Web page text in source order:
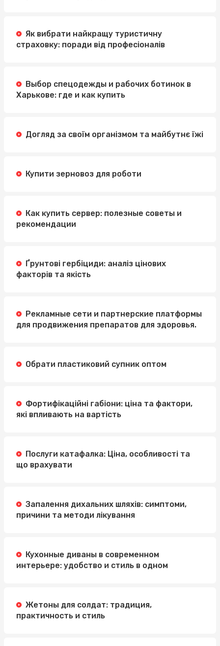
Як вибрати найкращу туристичну
страховку: поради від професіоналів
Выбор спецодежды и рабочих ботинок в
Харькове: где и как купить
Догляд за своїм організмом та майбутнє їжі
Купити зерновоз для роботи
Как купить сервер: полезные советы и
рекомендации
Ґрунтові гербіциди: аналіз цінових
факторів та якість
Рекламные сети и партнерские платформы
для продвижения препаратов для здоровья.
Обрати пластиковий супник оптом
Фортифікаційні габіони: ціна та фактори,
які впливають на вартість
Послуги катафалка: Ціна, особливості та
що врахувати
Запалення дихальних шляхів: симптоми,
причини та методи лікування
Кухонные диваны в современном
интерьере: удобство и стиль в одном
Жетоны для солдат: традиция,
практичность и стиль